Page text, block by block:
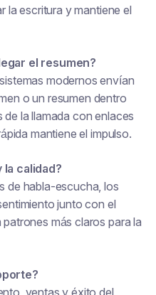
la escritura y mantiene el
el resumen?
modernos envían
o un resumen dentro
la llamada con enlaces
mantiene el impulso.
calidad?
de habla-escucha, los
junto con el
más claros para la
ventas y éxito del